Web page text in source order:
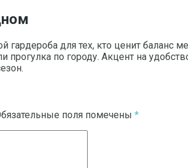
гардероба для тех, кто ценит
прогулка по городу. Акцент на
поля помечены *